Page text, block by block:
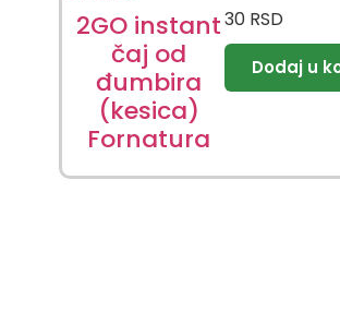
2GO instant
čaj od
đumbira
(kesica)
Fornatura
30 RSD